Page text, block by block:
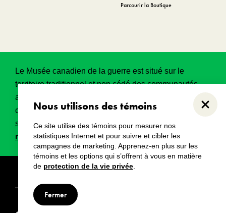
Nous utilisons des témoins
Ce site utilise des témoins pour mesurer nos
statistiques Internet et pour suivre et cibler les
campagnes de marketing. Apprenez-en plus sur les
témoins et les options qui s’offrent à vous en matière
de protection de la vie privée
Fermer
Parcourir la Boutique
Le Musée canadien de la guerre est situé sur le
territoire traditionnel et non cédé des communautés
algonquines Anishinabeg. Ce territoire a eu et
continue d’avoir une grande importance historique,
spirituelle et sacrée.Lire l’intégralité de la
reconnaissance territoriale.
Droits d’auteur Avertissements